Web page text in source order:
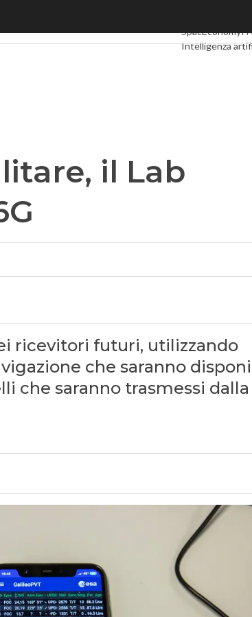
SpacEconomy
Intelligenza
il Lab
ricevitori futuri, utilizzando
che saranno
che saranno trasmessi dalla